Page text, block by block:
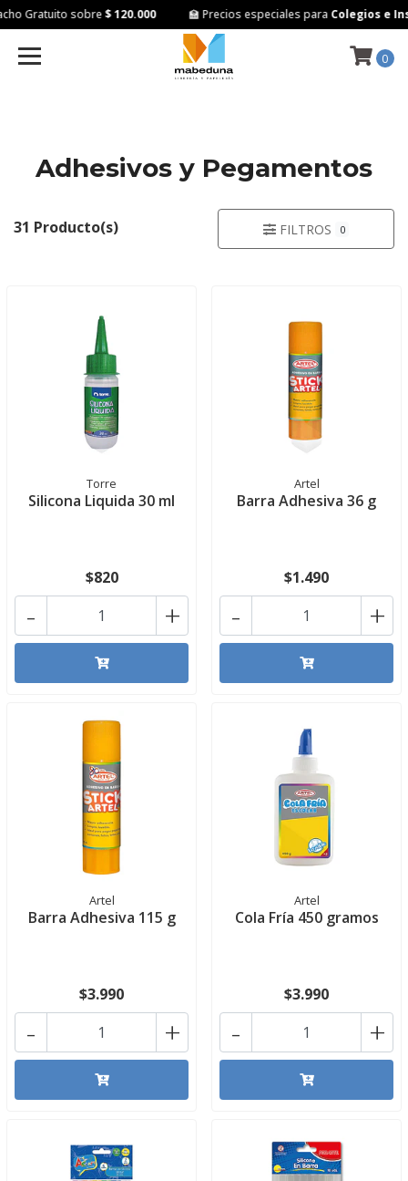
Gratuito sobre$ 120.000 🏫 Precios especiales paraColegios e
0
Adhesivos y Pegamentos
31 Producto(s) FILTROS 0
Torre
Silicona Liquida 30 ml
$820
+
-
Artel
Barra Adhesiva 36 g
$1.490
+
-
Artel
Barra Adhesiva 115 g
$3.990
+
-
Artel
Cola Fría 450 gramos
$3.990
+
-